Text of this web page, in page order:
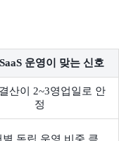
운영이 맞는 신호
산이 2~3영업일로 안
정